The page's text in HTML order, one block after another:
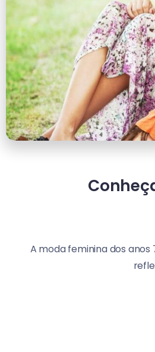
A moda feminina dos